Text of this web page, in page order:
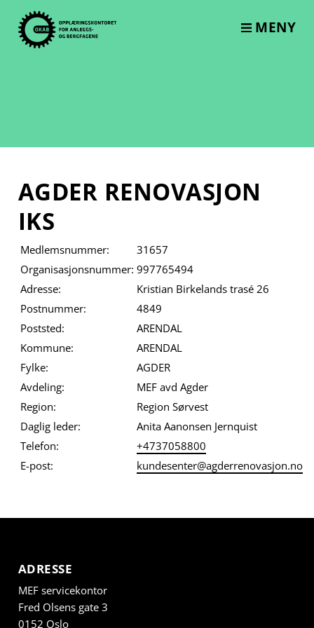
content
MENY
AGDER RENOVASJON
IKS
Medlemsnummer:
31657
Organisasjonsnummer: 997765494
Adresse:
Kristian Birkelands trasé 26
Postnummer:
4849
Poststed:
ARENDAL
Kommune:
ARENDAL
Fylke:
AGDER
Avdeling:
MEF avd Agder
Region:
Region Sørvest
Daglig leder:
Anita Aanonsen Jernquist
Telefon:
+4737058800
E-post:
kundesenter@agderrenovasjon.no
ADRESSE
MEF servicekontor
Fred Olsens gate 3
0152 Oslo